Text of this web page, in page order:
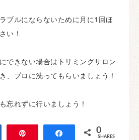
ブルにならないために月に1回ほ
い！
できない場合はトリミングサロン
、プロに洗ってもらいましょう！
忘れずに行いましょう！
Share 0
SHARES